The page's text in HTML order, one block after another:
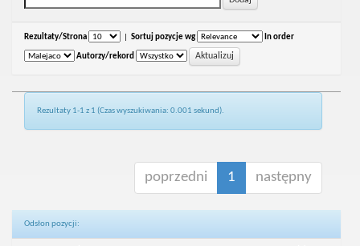
Rezultaty/Strona Sortuj pozycje wg In order
Autorzy/rekord
Rezultaty 1-1 z 1 (Czas wyszukiwania: 0.001 sekund).
poprzedni 1 następny
Odsłon pozycji: